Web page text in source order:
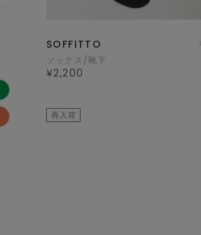
SOFFITTO
ソックス/靴下
¥2,200
再入荷